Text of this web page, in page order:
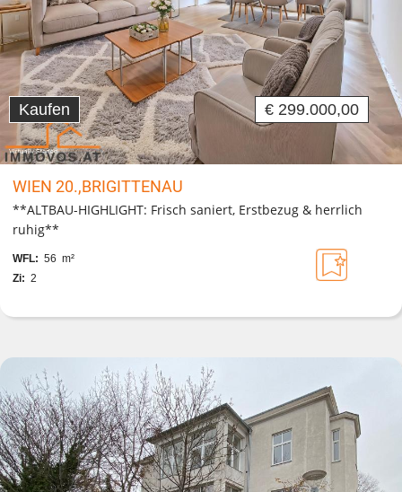
Kaufen € 299.000,00
WIEN 20.,BRIGITTENAU
**ALTBAU-HIGHLIGHT: Frisch saniert, Erstbezug & herrlich
ruhig**
WFL: 56 m²
Zi: 2